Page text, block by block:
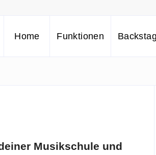
Home Funktionen
Musikschule und